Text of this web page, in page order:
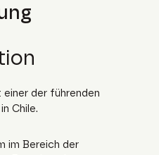
einer der führenden
Chile.
im Bereich der